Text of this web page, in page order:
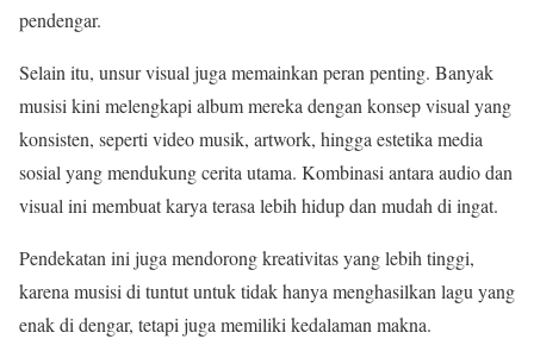
pendengar.
Selain itu, unsur visual juga memainkan peran penting. Banyak
musisi kini melengkapi album mereka dengan konsep visual yang
konsisten, seperti video musik, artwork, hingga estetika media
sosial yang mendukung cerita utama. Kombinasi antara audio dan
visual ini membuat karya terasa lebih hidup dan mudah di ingat.
Pendekatan ini juga mendorong kreativitas yang lebih tinggi,
karena musisi di tuntut untuk tidak hanya menghasilkan lagu yang
enak di dengar, tetapi juga memiliki kedalaman makna.